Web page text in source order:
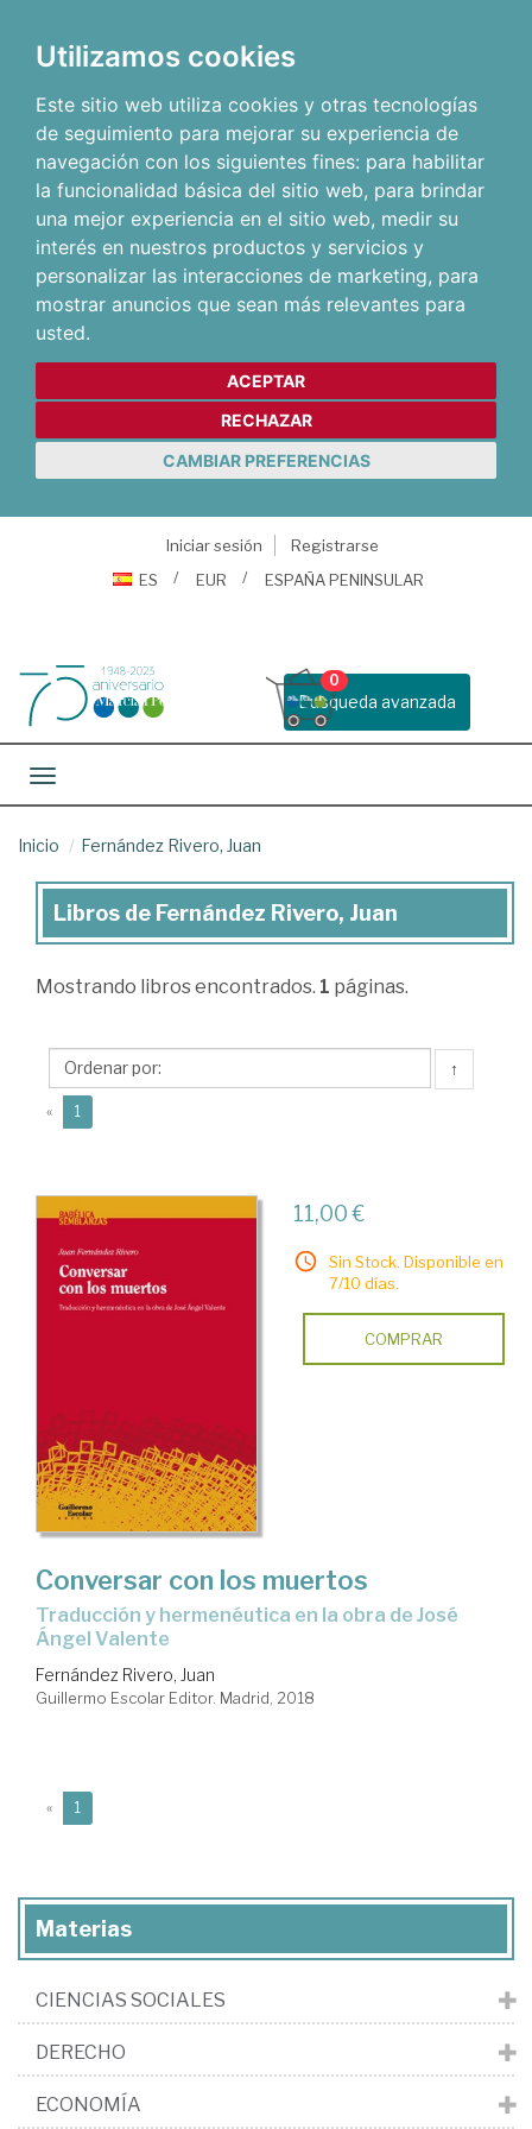
Utilizamos cookies
Este sitio web utiliza cookies y otras tecnologías
de seguimiento para mejorar su experiencia de
navegación con los siguientes fines: para habilitar
la funcionalidad básica del sitio web, para brindar
una mejor experiencia en el sitio web, medir su
interés en nuestros productos y servicios y
personalizar las interacciones de marketing, para
mostrar anuncios que sean más relevantes para
usted.
ACEPTAR
RECHAZAR
CAMBIAR PREFERENCIAS
Iniciar sesión
Registrarse
ES
EUR ESPAÑA PENINSULAR
Busqueda avanzada
0
Toggle navigation
Inicio Fernández Rivero, Juan
Libros
Fernández
Juan
Libros de Fernández Rivero, Juan
Mostrando libros encontrados. 1 páginas.
↑
« 1
11,00 €
Sin Stock. Disponible en
7/10 días.
COMPRAR
Conversar con los muertos
traducción y hermenéutica en la obra de José
Ángel Valente
Fernández Rivero, Juan
Guillermo Escolar Editor. Madrid, 2018
« 1
Materias
CIENCIAS SOCIALES
DERECHO
ECONOMÍA